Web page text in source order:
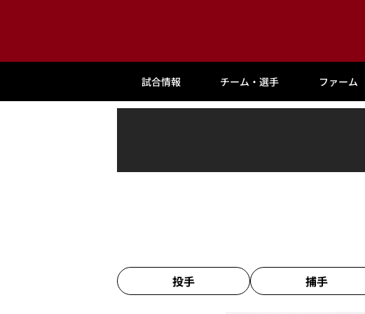
試合情報 チーム・選手 ファーム
投手 捕手